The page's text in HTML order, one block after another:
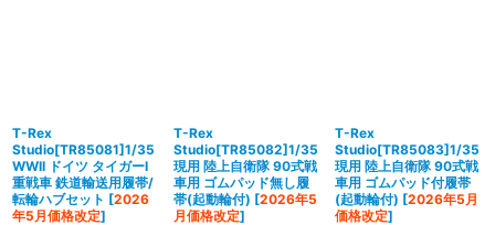
T-Rex
Studio[TR85081]1/35
WWII ドイツ タイガーI
重戦車 鉄道輸送用履帯/
転輪ハブセット [2026
年5月価格改定]
T-Rex
Studio[TR85082]1/35
現用 陸上自衛隊 90式戦
車用 ゴムパッド無し履
帯(起動輪付) [2026年5
月価格改定]
T-Rex
Studio[TR85083]1/35
現用 陸上自衛隊 90式戦
車用 ゴムパッド付履帯
(起動輪付) [2026年5月
価格改定]